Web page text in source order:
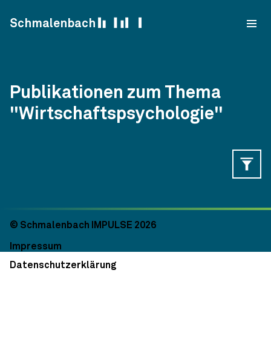
Schmalenbach
Publikationen zum Thema
"Wirtschaftspsychologie"
© Schmalenbach IMPULSE 2026
Impressum
Datenschutzerklärung